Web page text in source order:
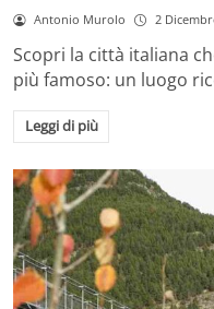
Antonio Murolo 2
Scopri la città italiana
più famoso: un luogo
Leggi di più